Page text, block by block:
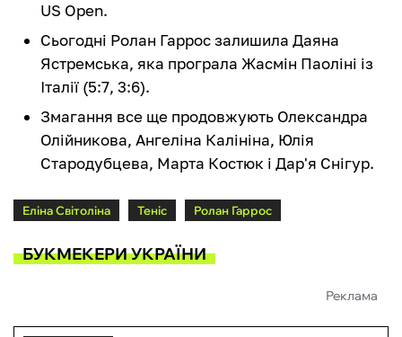
US Open.
Сьогодні Ролан Гаррос залишила Даяна
Ястремська, яка програла Жасмін Паоліні із
Італії (5:7, 3:6).
Змагання все ще продовжують Олександра
Олійникова, Ангеліна Калініна, Юлія
Стародубцева, Марта Костюк і Дар'я Снігур.
Еліна Світоліна Теніс Ролан Гаррос
БУКМЕКЕРИ УКРАЇНИ
Реклама